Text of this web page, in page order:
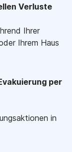
Verluste
Ihrer
Ihrem Haus
per
in